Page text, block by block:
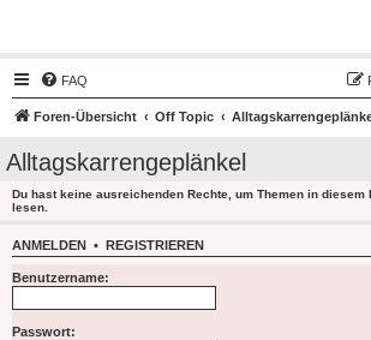
FAQ
Foren-Übersicht Off Topic
Alltagskarrengeplänkel
Du hast keine ausreichenden Rechte, um Themen in diesem
lesen.
ANMELDEN • REGISTRIEREN
Benutzername:
Passwort: